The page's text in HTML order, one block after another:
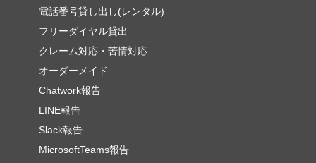
電話番号貸し出し(レンタル)
フリーダイヤル貸出
クレーム対応・苦情対応
オーダーメイド
Chatwork報告
LINE報告
Slack報告
MicrosoftTeams報告